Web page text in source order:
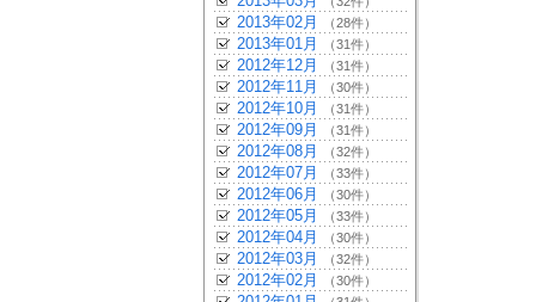
2013年02月 （28件）
2013年01月 （31件）
2012年12月 （31件）
2012年11月 （30件）
2012年10月 （31件）
2012年09月 （31件）
2012年08月 （32件）
2012年07月 （33件）
2012年06月 （30件）
2012年05月 （33件）
2012年04月 （30件）
2012年03月 （32件）
2012年02月 （30件）